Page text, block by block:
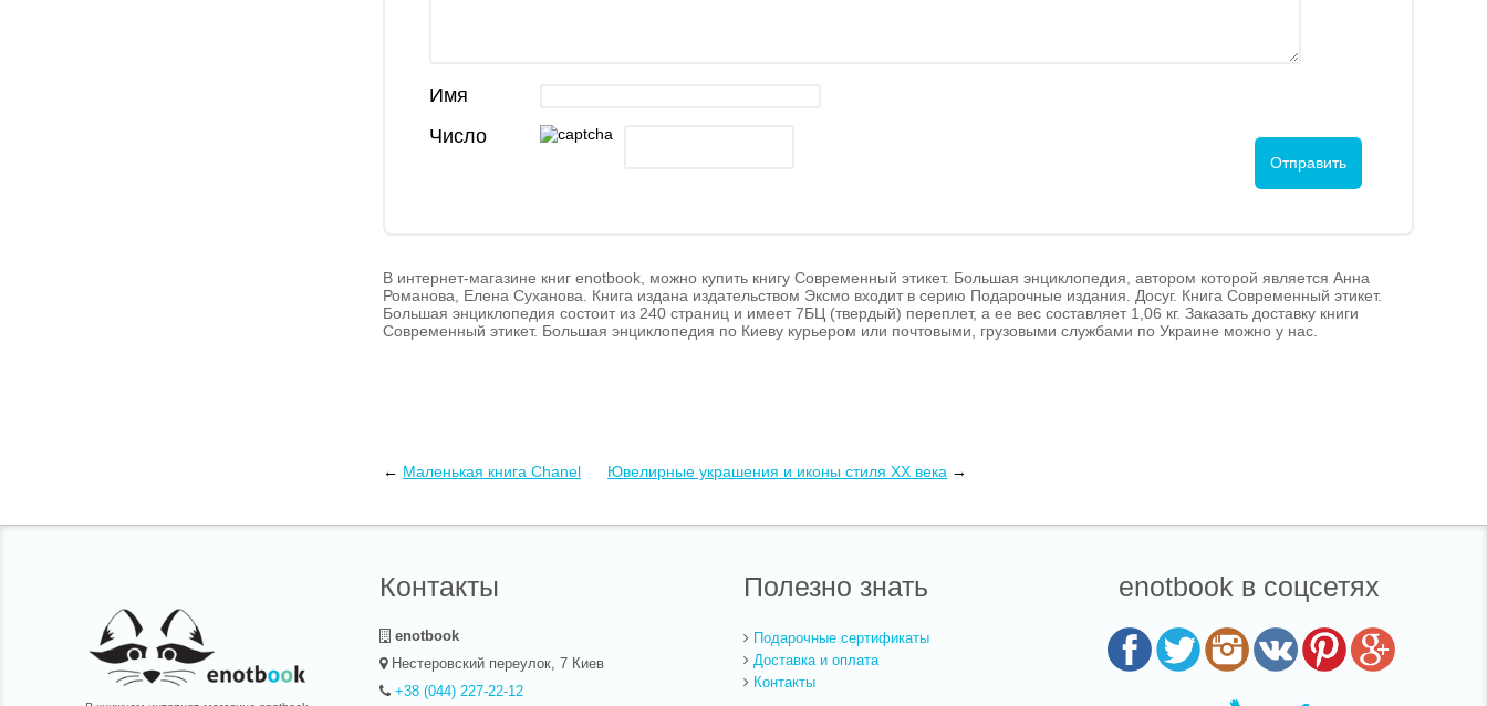
Имя
Число
В интернет-магазине книг enotbook, можно купить книгу Современный этикет. Большая энциклопедия, автором которой является Анна
Романова, Елена Суханова. Книга издана издательством Эксмо входит в серию Подарочные издания. Досуг. Книга Современный этикет.
Большая энциклопедия состоит из 240 страниц и имеет 7БЦ (твердый) переплет, а ее вес составляет 1,06 кг. Заказать доставку книги
Современный этикет. Большая энциклопедия по Киеву курьером или почтовыми, грузовыми службами по Украине можно у нас.
← Маленькая книга Сhanel Ювелирные украшения и иконы стиля XX века →
Контакты
enotbook
Нестеровский переулок, 7 Киев
+38 (044) 227-22-12
Полезно знать
Подарочные сертификаты
Доставка и оплата
Контакты
enotbook в соцсетях